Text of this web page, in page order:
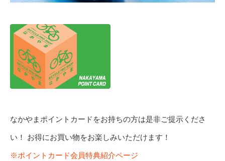
なかやまポイントカードをお持ちの方は是非ご提示くださ
い！ お得にお買い物をお楽しみいただけます！
※ポイントカード会員特典紹介ページ